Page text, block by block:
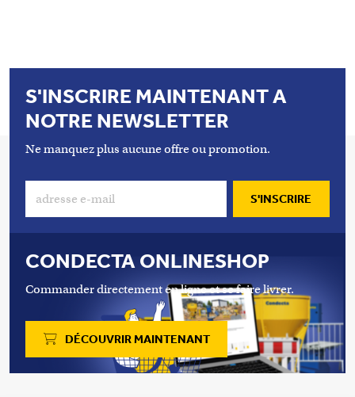
S'INSCRIRE MAINTENANT A
NOTRE NEWSLETTER
Ne manquez plus aucune offre ou promotion.
S'INSCRIRE
CONDECTA ONLINESHOP
Commander directement en ligne et se faire livrer.
DÉCOUVRIR MAINTENANT